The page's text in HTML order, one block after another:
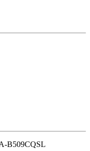
B509CQSL